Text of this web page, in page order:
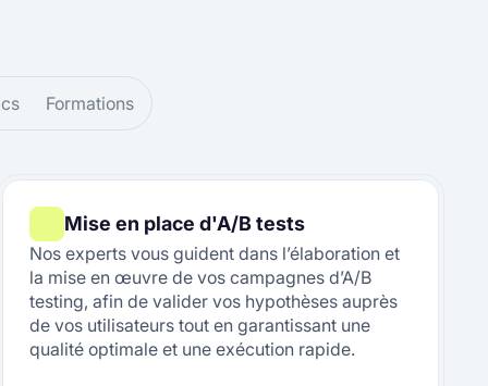
Formations
Mise en place d'A/B tests
Nos experts vous guident dans l’élaboration et
la mise en œuvre de vos campagnes d’A/B
testing, afin de valider vos hypothèses auprès
de vos utilisateurs tout en garantissant une
qualité optimale et une exécution rapide.